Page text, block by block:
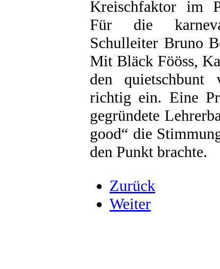
Kreischfaktor im
Für die
Schulleiter Bruno
Mit Bläck Fööss,
den quietschbunt
richtig ein. Eine
gegründete
good“ die
den Punkt brachte.
Zurück
Weiter